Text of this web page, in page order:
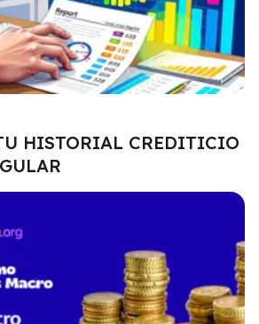
HISTORIAL CREDITICIO